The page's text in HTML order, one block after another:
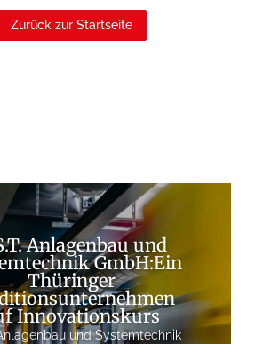
Zurück zur Startseite
Anlagenbau und
GmbH:Ein
Thüringer
Innovationskurs
und Systemtechnik